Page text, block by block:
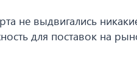
не выдвигались
для поставок на